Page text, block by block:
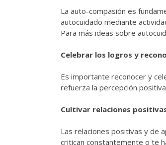
La auto-compasión es
autocuidado mediante
Para más ideas sobre
Celebrar los logros y
Es importante reconocer y
refuerza la percepción
Cultivar relaciones
Las relaciones positivas y de
critican constantemente o te